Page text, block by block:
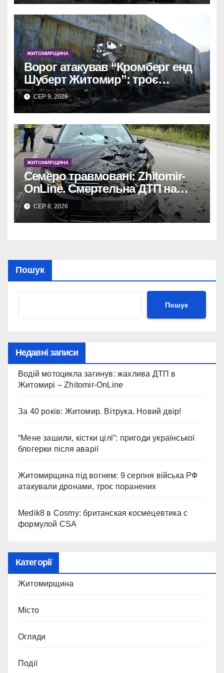
ЖИТОМИРЩИНА
Ворог атакував “Кромберг енд
Шуберт Житомир”: троє
постраждалих.
СЕР 9, 2026
ЖИТОМИРЩИНА
Семеро травмовані: Zhitomir-
OnLine. Смертельна ДТП на
трасі, деталі аварії.
СЕР 8, 2026
Пошук
Пошук
Недавні записи
Водій мотоцикла загинув: жахлива ДТП в
Житомирі – Zhitomir-OnLine
За 40 років: Житомир. Вітрука. Новий двір!
“Мене зашили, кістки цілі”: пригоди української
блогерки після аварії
Житомирщина під вогнем: 9 серпня війська РФ
атакували дронами, троє поранених
Medik8 в Cosmy: британская космецевтика с
формулой CSA
Категорії
Житомирщина
Місто
Огляди
Події